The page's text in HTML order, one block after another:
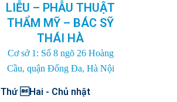
LIỄU – PHẪU THUẬT
THẨM MỸ – BÁC SỸ
THÁI HÀ
Cơ sở 1: Số 8 ngõ 26 Hoàng
Cầu, quận Đống Đa, Hà Nội
Thứ Hai - Chủ nhật